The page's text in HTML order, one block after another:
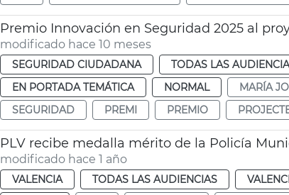
Premio Innovación en Seguridad 2025 al
modificado hace 10 meses
SEGURIDAD CIUDADANA TODAS LAS
EN PORTADA TEMÁTICA
NORMAL MARÍA
SEGURIDAD
PREMI PREMIO
PLV recibe medalla mérito de la Policía
modificado hace 1 año
VALENCIA TODAS LAS AUDIENCIAS